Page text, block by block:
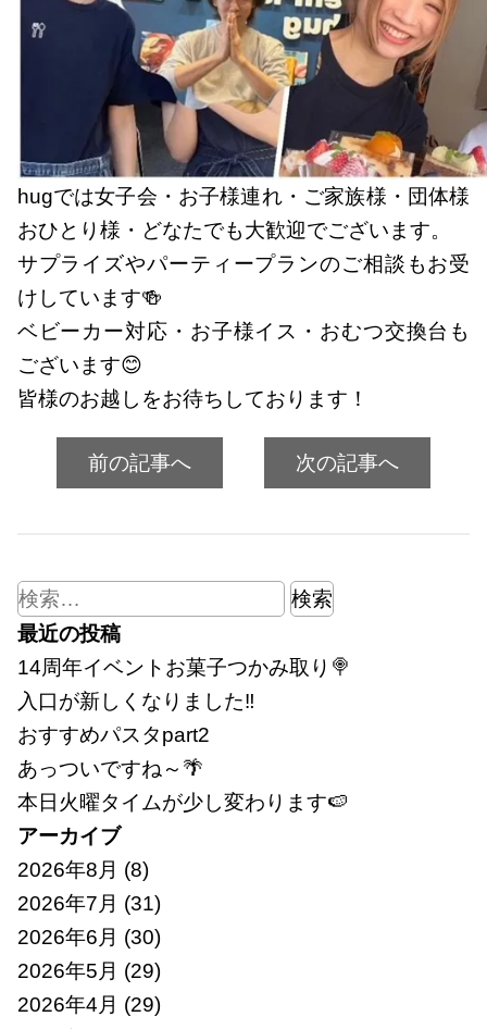
hugでは女子会・お子様連れ・ご家族様・団体様
おひとり様・どなたでも大歓迎でございます。
サプライズやパーティープランのご相談もお受
けしています🍻
ベビーカー対応・お子様イス・おむつ交換台も
ございます😊
皆様のお越しをお待ちしております！
前の記事へ 次の記事へ
検
索:
最近の投稿
14周年イベントお菓子つかみ取り🍭
入口が新しくなりました‼
おすすめパスタpart2
あっついですね～🌴
本日火曜タイムが少し変わります🍉
アーカイブ
2026年8月 (8)
2026年7月 (31)
2026年6月 (30)
2026年5月 (29)
2026年4月 (29)